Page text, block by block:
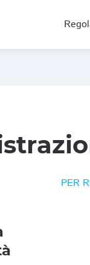
PER